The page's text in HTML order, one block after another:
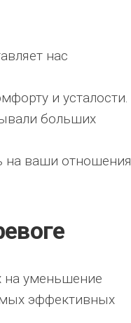
нас
и усталости.
больших
на ваши отношения
на уменьшение
эффективных